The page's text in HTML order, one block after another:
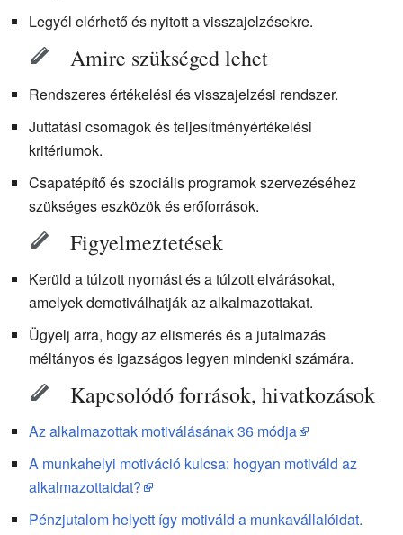
Legyél elérhető és nyitott a visszajelzésekre.
Amire szükséged lehet
Rendszeres értékelési és visszajelzési rendszer.
Juttatási csomagok és teljesítményértékelési
kritériumok.
Csapatépítő és szociális programok szervezéséhez
szükséges eszközök és erőforrások.
Figyelmeztetések
Kerüld a túlzott nyomást és a túlzott elvárásokat,
amelyek demotiválhatják az alkalmazottakat.
Ügyelj arra, hogy az elismerés és a jutalmazás
méltányos és igazságos legyen mindenki számára.
Kapcsolódó források, hivatkozások
Az alkalmazottak motiválásának 36 módja
A munkahelyi motiváció kulcsa: hogyan motiváld az
alkalmazottaidat?
Pénzjutalom helyett így motiváld a munkavállalóidat.